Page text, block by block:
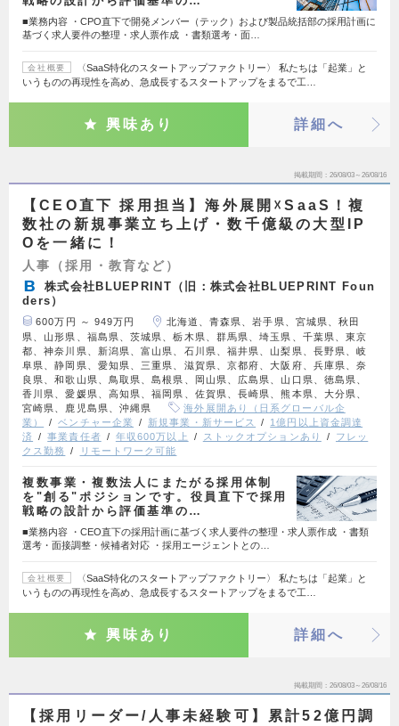
■業務内容 ・CPO直下で開発メンバー（テック）および製品統括部の採用計画に
基づく求人要件の整理・求人票作成 ・書類選考・面…
会社概要
〈SaaS特化のスタートアップファクトリー〉 私たちは「起業」と
いうものの再現性を高め、急成長するスタートアップをまるで工…
興味あり 詳細へ
掲載期間 26/08/03～26/08/16
【CEO直下 採用担当】海外展開☓SaaS！複
数社の新規事業立ち上げ・数千億級の大型IP
Oを一緒に！
人事（採用・教育など）
株式会社BLUEPRINT（旧：株式会社BLUEPRINT Foun
ders）
600万円 ～ 949万円
北海道、青森県、岩手県、宮城県、秋田
県、山形県、福島県、茨城県、栃木県、群馬県、埼玉県、千葉県、東京
都、神奈川県、新潟県、富山県、石川県、福井県、山梨県、長野県、岐
阜県、静岡県、愛知県、三重県、滋賀県、京都府、大阪府、兵庫県、奈
良県、和歌山県、鳥取県、島根県、岡山県、広島県、山口県、徳島県、
香川県、愛媛県、高知県、福岡県、佐賀県、長崎県、熊本県、大分県、
宮崎県、鹿児島県、沖縄県
海外展開あり（日系グローバル企
業）
ベンチャー企業 新規事業・新サービス
1億円以上資金調達
済
事業責任者 年収600万以上 ストックオプションあり
フレッ
クス勤務
リモートワーク可能
複数事業・複数法人にまたがる採用体制
を"創る"ポジションです。役員直下で採用
戦略の設計から評価基準の…
■業務内容 ・CEO直下の採用計画に基づく求人要件の整理・求人票作成 ・書類
選考・面接調整・候補者対応 ・採用エージェントとの…
会社概要
〈SaaS特化のスタートアップファクトリー〉 私たちは「起業」と
いうものの再現性を高め、急成長するスタートアップをまるで工…
興味あり 詳細へ
掲載期間 26/08/03～26/08/16
【採用リーダー/人事未経験可】累計52億円調